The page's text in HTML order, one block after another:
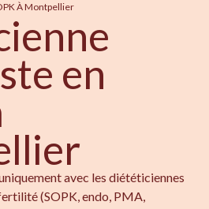
À Montpellier
en
avec les diététiciennes
(SOPK, endo, PMA,